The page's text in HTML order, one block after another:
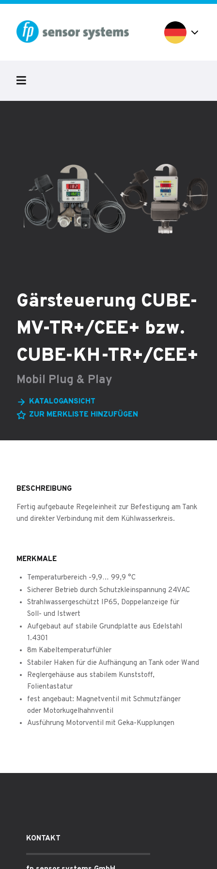
Gärsteuerung CUBE-
MV-TR+/CEE+ bzw.
CUBE-KH-TR+/CEE+
Mobil Plug & Play
KATALOGANSICHT
ZUR MERKLISTE HINZUFÜGEN
BESCHREIBUNG
Fertig aufgebaute Regeleinheit zur Befestigung am Tank
und direkter Verbindung mit dem Kühlwasserkreis.
MERKMALE
Temperaturbereich -9,9… 99,9 °C
Sicherer Betrieb durch Schutzkleinspannung 24VAC
Strahlwassergeschützt IP65, Doppelanzeige für
Soll- und Istwert
Aufgebaut auf stabile Grundplatte aus Edelstahl
1.4301
8m Kabeltemperaturfühler
Stabiler Haken für die Aufhängung an Tank oder Wand
Reglergehäuse aus stabilem Kunststoff,
Folientastatur
fest angebaut: Magnetventil mit Schmutzfänger
oder Motorkugelhahnventil
Ausführung Motorventil mit Geka-Kupplungen
KONTAKT